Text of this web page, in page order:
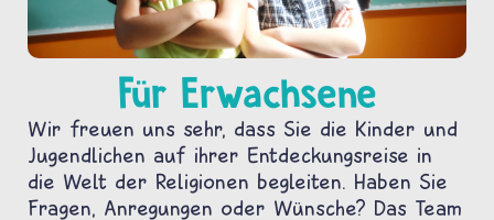
Für Erwachsene
Wir freuen uns sehr, dass Sie die Kinder und
Jugendlichen auf ihrer Entdeckungsreise in
die Welt der Religionen begleiten. Haben Sie
Fragen, Anregungen oder Wünsche? Das Team